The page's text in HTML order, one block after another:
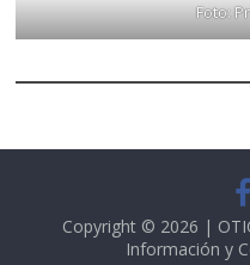
Foto:
Copyright © 2026 |
Información y